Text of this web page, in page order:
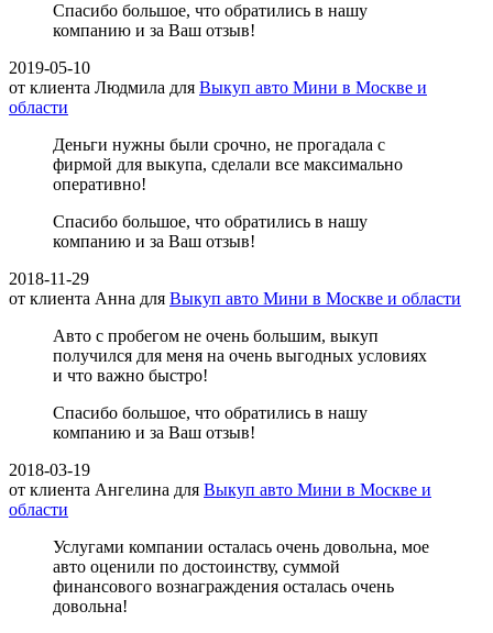
Спасибо большое, что обратились в нашу
компанию и за Ваш отзыв!
2019-05-10
от клиента Людмила для Выкуп авто Мини в Москве и
области
Деньги нужны были срочно, не прогадала с
фирмой для выкупа, сделали все максимально
оперативно!
Спасибо большое, что обратились в нашу
компанию и за Ваш отзыв!
2018-11-29
от клиента Анна для Выкуп авто Мини в Москве и области
Авто с пробегом не очень большим, выкуп
получился для меня на очень выгодных условиях
и что важно быстро!
Спасибо большое, что обратились в нашу
компанию и за Ваш отзыв!
2018-03-19
от клиента Ангелина для Выкуп авто Мини в Москве и
области
Услугами компании осталась очень довольна, мое
авто оценили по достоинству, суммой
финансового вознаграждения осталась очень
довольна!